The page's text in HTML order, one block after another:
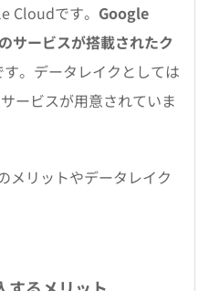
Cloudです。 Google
サービスが搭載されたク
す。データレイクとしては
ービスが用意されていま
メリットやデータレイク